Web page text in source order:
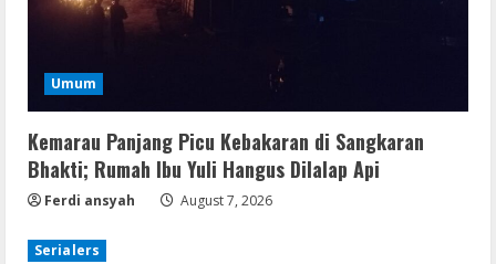
Umum
Kemarau Panjang Picu Kebakaran di Sangkaran
Bhakti; Rumah Ibu Yuli Hangus Dilalap Api
Ferdi ansyah August 7, 2026
Serialers